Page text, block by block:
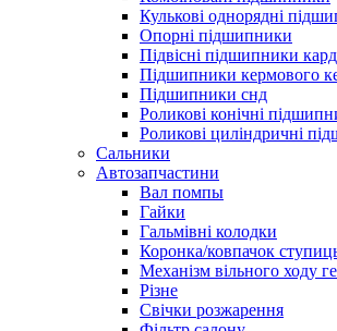
Кулькові однорядні
Опорні підшипники
Підвісні підшипники
Підшипники кермового
Підшипники снд
Роликові конічні
Роликові циліндричні
Сальники
Автозапчастини
Вал помпы
Гайки
Гальмівні колодки
Коронка/ковпачок
Механізм вільного ходу
Різне
Свічки розжарення